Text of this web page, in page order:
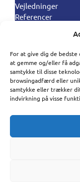
For at give dig de
at gemme og/eller få
samtykke til disse
browsingadfærd eller
samtykke eller trækker
indvirkning på visse
Vejledninger
Referencer
Politikker
Vilkår og
Privatlivspolitik
Cookiepolitik
SureSMS